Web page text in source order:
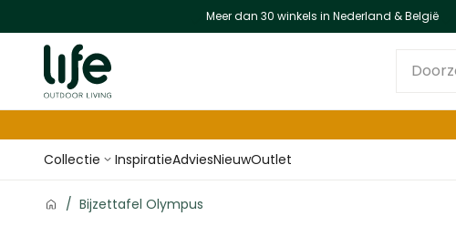
Meer dan 30 winkels in Nederland & België
Ga naar de inhoud
Collectie
InspiratieAdviesNieuwOutlet
/ Bijzettafel Olympus